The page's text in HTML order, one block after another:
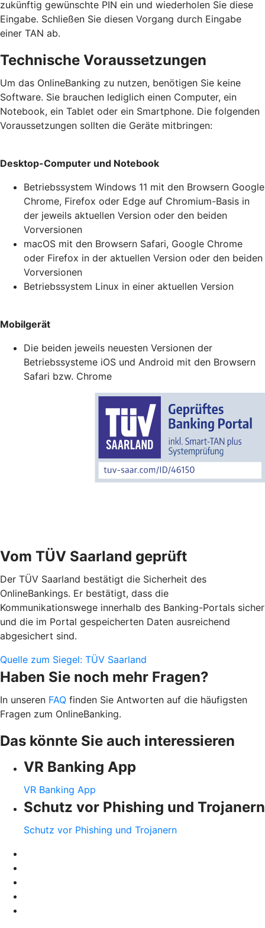
zukünftig gewünschte PIN ein und wiederholen Sie diese
Eingabe. Schließen Sie diesen Vorgang durch Eingabe
einer TAN ab.
Technische Voraussetzungen
Um das OnlineBanking zu nutzen, benötigen Sie keine
Software. Sie brauchen lediglich einen Computer, ein
Notebook, ein Tablet oder ein Smartphone. Die folgenden
Voraussetzungen sollten die Geräte mitbringen:
Desktop-Computer und Notebook
Betriebssystem Windows 11 mit den Browsern Google
Chrome, Firefox oder Edge auf Chromium-Basis in
der jeweils aktuellen Version oder den beiden
Vorversionen
macOS mit den Browsern Safari, Google Chrome
oder Firefox in der aktuellen Version oder den beiden
Vorversionen
Betriebssystem Linux in einer aktuellen Version
Mobilgerät
Die beiden jeweils neuesten Versionen der
Betriebssysteme iOS und Android mit den Browsern
Safari bzw. Chrome
Vom TÜV Saarland geprüft
Der TÜV Saarland bestätigt die Sicherheit des
OnlineBankings. Er bestätigt, dass die
Kommunikationswege innerhalb des Banking-Portals sicher
und die im Portal gespeicherten Daten ausreichend
abgesichert sind.
Quelle zum Siegel: TÜV Saarland
Haben Sie noch mehr Fragen?
In unseren FAQ finden Sie Antworten auf die häufigsten
Fragen zum OnlineBanking.
Das könnte Sie auch interessieren
VR Banking App
VR Banking App
Schutz vor Phishing und Trojanern
Schutz vor Phishing und Trojanern